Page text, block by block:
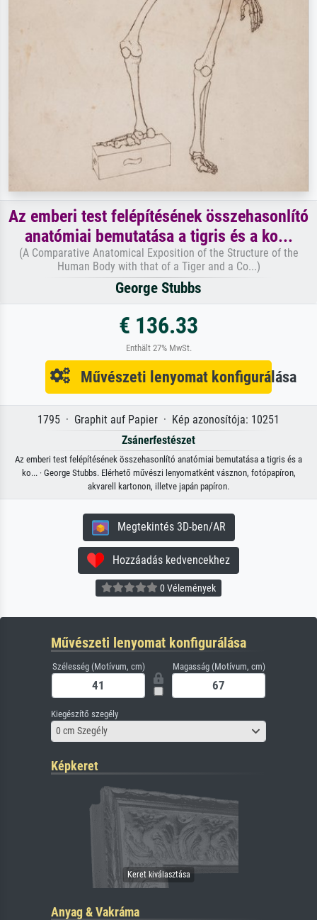
Az emberi test felépítésének összehasonlító
anatómiai bemutatása a tigris és a ko...
(A Comparative Anatomical Exposition of the Structure of the
Human Body with that of a Tiger and a Co...)
George Stubbs
€ 136.33
Enthält 27% MwSt.
Művészeti lenyomat konfigurálása
1795 · Graphit auf Papier · Kép azonosítója: 10251
Zsánerfestészet
Az emberi test felépítésének összehasonlító anatómiai bemutatása a tigris és a
ko... · George Stubbs. Elérhető művészi lenyomatként vásznon, fotópapíron,
akvarell kartonon, illetve japán papíron.
Megtekintés 3D-ben/AR
Hozzáadás kedvencekhez
0 Vélemények
Művészeti lenyomat konfigurálása
Szélesség (Motívum, cm) Magasság (Motívum, cm)
Kiegészítő szegély
0 cm Szegély
Képkeret
Anyag & Vakráma